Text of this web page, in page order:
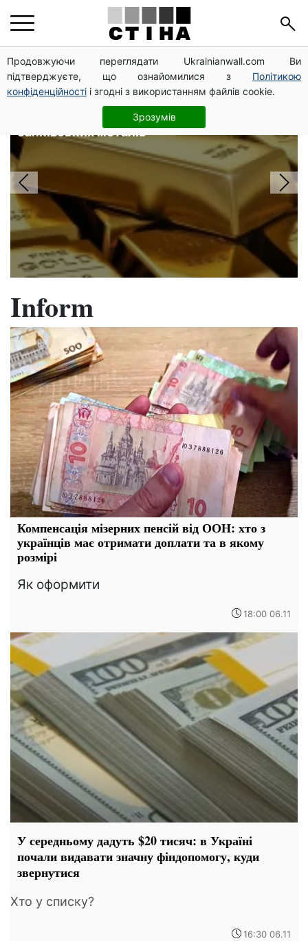
Продовжуючи переглядати Ukrainianwall.com Ви
підтверджуєте, що ознайомилися з Політикою
конфіденційності і згодні з використанням файлів cookie.
Зрозумів
Головні новини
Золото по 193 554 грн за унцію,
срібло — 2 870: НБУ оновив курси
банківських металів
Inform
Компенсація мізерних пенсій від ООН: хто з
українців має отримати доплати та в якому
розмірі
Як оформити
18:00 06.11
У середньому дадуть $20 тисяч: в Україні
почали видавати значну фіндопомогу, куди
звернутися
Хто у списку?
16:30 06.11